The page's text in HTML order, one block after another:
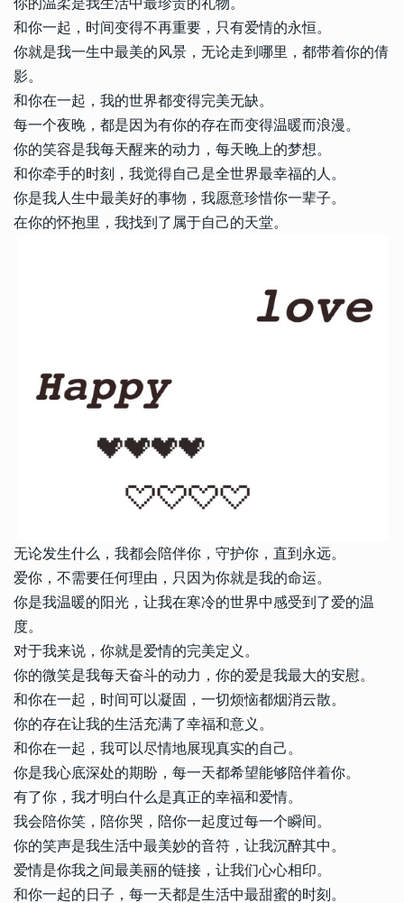
你的温柔是我生活中最珍贵的礼物。
和你一起，时间变得不再重要，只有爱情的永恒。
你就是我一生中最美的风景，无论走到哪里，都带着你的倩
影。
和你在一起，我的世界都变得完美无缺。
每一个夜晚，都是因为有你的存在而变得温暖而浪漫。
你的笑容是我每天醒来的动力，每天晚上的梦想。
和你牵手的时刻，我觉得自己是全世界最幸福的人。
你是我人生中最美好的事物，我愿意珍惜你一辈子。
在你的怀抱里，我找到了属于自己的天堂。
无论发生什么，我都会陪伴你，守护你，直到永远。
爱你，不需要任何理由，只因为你就是我的命运。
你是我温暖的阳光，让我在寒冷的世界中感受到了爱的温
度。
对于我来说，你就是爱情的完美定义。
你的微笑是我每天奋斗的动力，你的爱是我最大的安慰。
和你在一起，时间可以凝固，一切烦恼都烟消云散。
你的存在让我的生活充满了幸福和意义。
和你在一起，我可以尽情地展现真实的自己。
你是我心底深处的期盼，每一天都希望能够陪伴着你。
有了你，我才明白什么是真正的幸福和爱情。
我会陪你笑，陪你哭，陪你一起度过每一个瞬间。
你的笑声是我生活中最美妙的音符，让我沉醉其中。
爱情是你我之间最美丽的链接，让我们心心相印。
和你一起的日子，每一天都是生活中最甜蜜的时刻。